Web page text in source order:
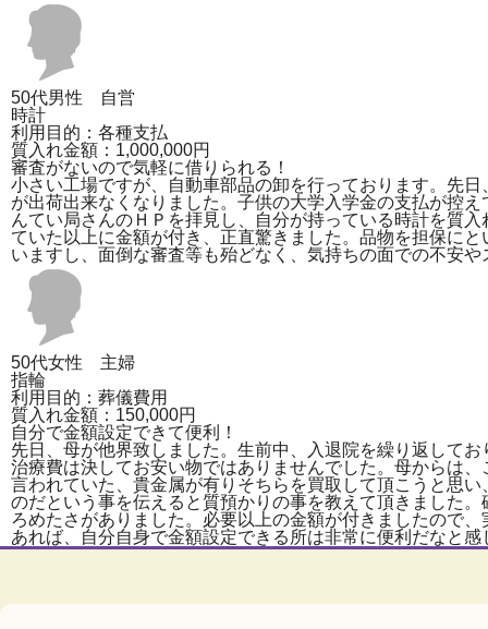
50代男性 自営
時計
利用目的：各種支払
質入れ金額：1,000,000円
審査がないので気軽に借りられる！
小さい工場ですが、自動車部品の卸を行っております。先
が出荷出来なくなりました。子供の大学入学金の支払が控
んてい局さんのＨＰを拝見し、自分が持っている時計を質
ていた以上に金額が付き、正直驚きました。品物を担保に
いますし、面倒な審査等も殆どなく、気持ちの面での不安
50代女性 主婦
指輪
利用目的：葬儀費用
質入れ金額：150,000円
自分で金額設定できて便利！
先日、母が他界致しました。生前中、入退院を繰り返して
治療費は決してお安い物ではありませんでした。母からは
言われていた、貴金属が有りそちらを買取して頂こうと思
のだという事を伝えると質預かりの事を教えて頂きました
ろめたさがありました。必要以上の金額が付きましたので
あれば、自分自身で金額設定できる所は非常に便利だなと感